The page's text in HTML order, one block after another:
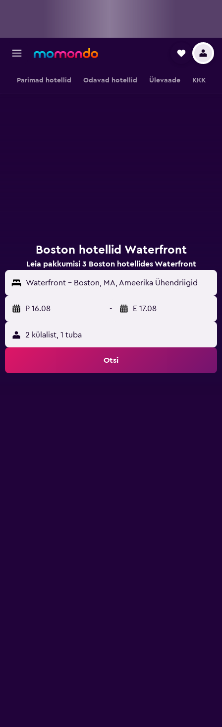
Parimad hotellid Odavad hotellid Ülevaade KKK
Boston hotellid Waterfront
Leia pakkumisi 3 Boston hotellides Waterfront
Waterfront - Boston, MA, Ameerika Ühendriigid
P 16.08 - E 17.08
2 külalist, 1 tuba
Otsi